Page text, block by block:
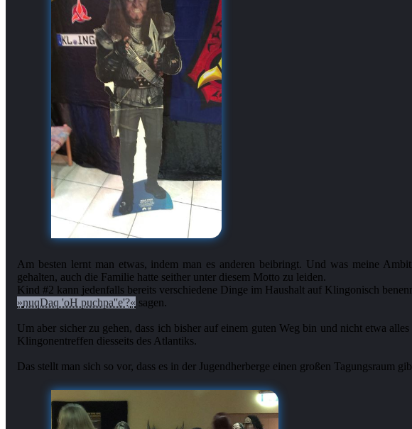
Am besten lernt man etwas, indem man es anderen beibringt. Und was meine
gehalten, auch die Familie hatte seither unter diesem Motto zu leiden.
nuqDaq 'oH puchpa''e'?
sagen.
Um aber sicher zu gehen, dass ich bisher auf einem guten Weg bin und nicht etwa
Klingonentreffen diesseits des Atlantiks.
Das stellt man sich so vor, dass es in der Jugendherberge einen großen Tagungsraum